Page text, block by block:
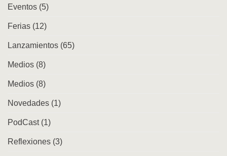
Eventos (5)
Ferias (12)
Lanzamientos (65)
Medios (8)
Medios (8)
Novedades (1)
PodCast(1)
Reflexiones (3)